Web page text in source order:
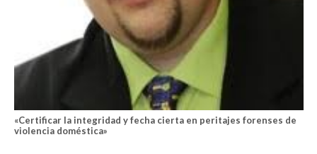
«Certificar la integridad y fecha cierta en peritajes forenses de
violencia doméstica»